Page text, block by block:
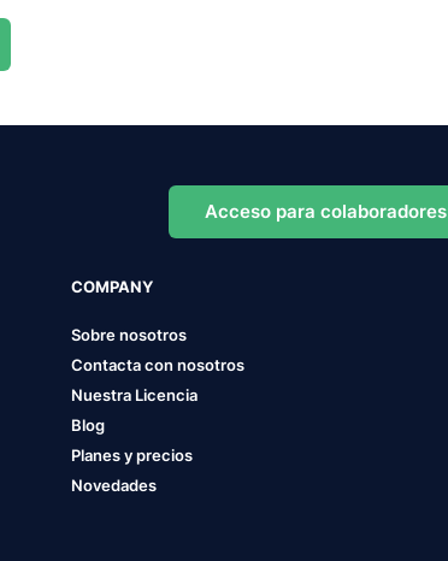
Acceso para colaboradores
COMPANY
Sobre nosotros
Contacta con nosotros
Nuestra Licencia
Blog
Planes y precios
Novedades